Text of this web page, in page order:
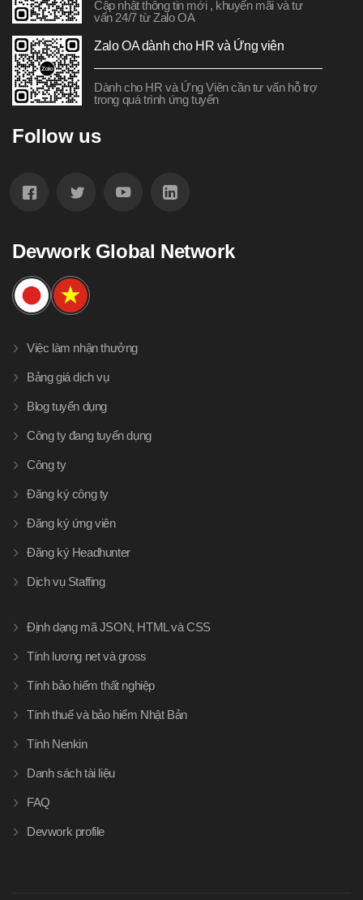
Cập nhật thông tin mới , khuyến mãi và tư
vấn 24/7 từ Zalo OA
Zalo OA dành cho HR và Ứng viên
Dành cho HR và Ứng Viên cần tư vấn hỗ trợ
trong quá trình ứng tuyển
Follow us
Devwork Global Network
Việc làm nhận thưởng
Bảng giá dịch vụ
Blog tuyển dụng
Công ty đang tuyển dụng
Công ty
Đăng ký công ty
Đăng ký ứng viên
Đăng ký Headhunter
Dịch vụ Staffing
Định dạng mã JSON, HTML và CSS
Tính lương net và gross
Tính bảo hiểm thất nghiệp
Tính thuế và bảo hiểm Nhật Bản
Tính Nenkin
Danh sách tài liệu
FAQ
Devwork profile